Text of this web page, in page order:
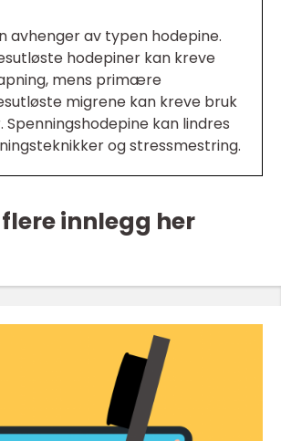
avhenger av typen hodepine.
hodepiner kan kreve
mens primære
migrene kan kreve bruk
Spenningshodepine kan lindres
og stressmestring.
flere innlegg her